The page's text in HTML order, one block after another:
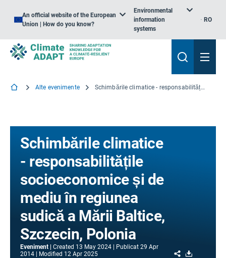
An official website of the European
Union | How do you know?
Environmental
information
systems
RO
Alte evenimente Schimbările climatice - responsabilitățile socioeconomice și de mediu în regiunea sudică a Mării Baltice, Szczecin, Polonia
Schimbările climatice
- responsabilitățile
socioeconomice și de
mediu în regiunea
sudică a Mării Baltice,
Szczecin, Polonia
Eveniment Created 13 May 2024 Publicat 29 Apr
2014
Modified 12 Apr 2025 Share